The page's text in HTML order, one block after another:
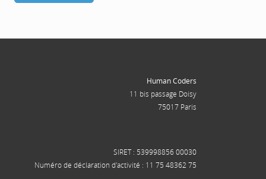
Human Coders
11 bis passage Doisy
75017 Paris
SIRET : 539998856 00030
Numéro de déclaration d'activité : 11 75 48362 75